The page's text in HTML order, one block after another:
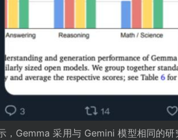
，Gemma 采用与 Gemini 模型相同的研